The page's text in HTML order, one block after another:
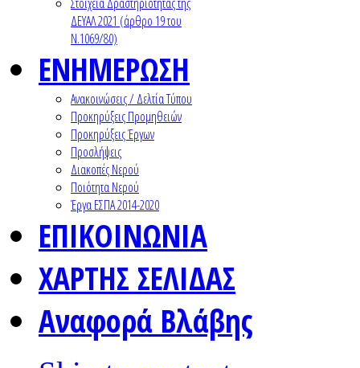
ΔΕΥΑΛ 2021 (άρθρο 19 του
Ν.1069/80)
ΕΝΗΜΕΡΩΣΗ
Ανακοινώσεις / Δελτία Τύπου
Προκηρύξεις Προμηθειών
Προκηρύξεις Έργων
Προσλήψεις
Διακοπές Νερού
Ποιότητα Νερού
Έργα ΕΣΠΑ 2014-2020
ΕΠΙΚΟΙΝΩΝΙΑ
ΧΑΡΤΗΣ ΣΕΛΙΔΑΣ
Αναφορά Βλάβης